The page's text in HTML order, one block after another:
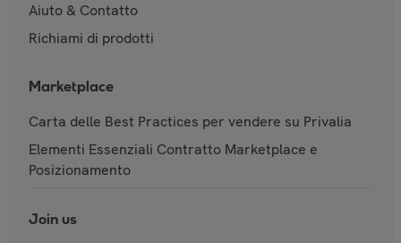
Aiuto & Contatto
Richiami di prodotti
Marketplace
Carta delle Best Practices per vendere su Privalia
Elementi Essenziali Contratto Marketplace e
Posizionamento
Join us